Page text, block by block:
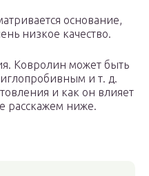
основание,
низкое качество.
Ковролин может быть
и т. д.
и как он влияет
расскажем ниже.